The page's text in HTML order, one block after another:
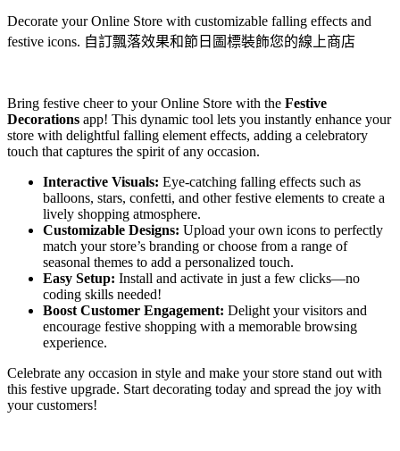
Decorate your Online Store with customizable falling effects and
festive icons. 自訂飄落效果和節日圖標裝飾您的線上商店
Bring festive cheer to your Online Store with the Festive
Decorations app! This dynamic tool lets you instantly enhance your
store with delightful falling element effects, adding a celebratory
touch that captures the spirit of any occasion.
Interactive Visuals: Eye-catching falling effects such as
balloons, stars, confetti, and other festive elements to create a
lively shopping atmosphere.
Customizable Designs: Upload your own icons to perfectly
match your store’s branding or choose from a range of
seasonal themes to add a personalized touch.
Easy Setup: Install and activate in just a few clicks—no
coding skills needed!
Boost Customer Engagement: Delight your visitors and
encourage festive shopping with a memorable browsing
experience.
Celebrate any occasion in style and make your store stand out with
this festive upgrade. Start decorating today and spread the joy with
your customers!